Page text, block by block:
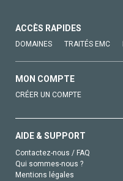
ACCÈS RAPIDES
DOMAINES TRAITÉS EMC
MON COMPTE
CRÉER UN COMPTE
AIDE & SUPPORT
Contactez-nous / FAQ
Qui sommes-nous ?
Mentions légales